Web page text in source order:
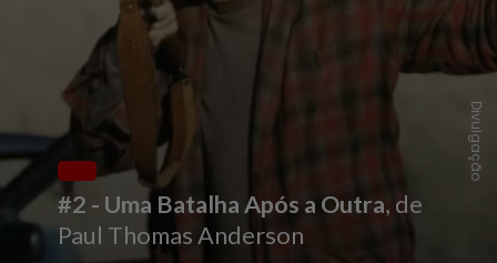
Divulgação
#2 - Uma Batalha Após a Outra, de
Paul Thomas Anderson